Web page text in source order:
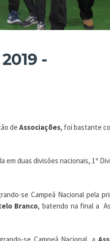
-
de Associações, foi bastante
em duas divisões nacionais, 1ª
se Campeã Nacional pela
Branco, batendo na final a